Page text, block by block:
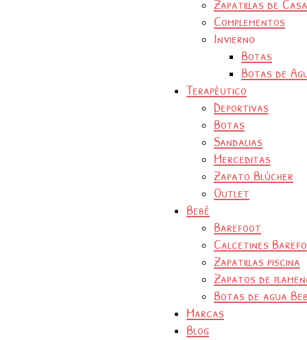
Zapatillas de Casa
Complementos
Invierno
Botas
Botas de
Terapéutico
Deportivas
Botas
Sandalias
Merceditas
Zapato Blúcher
Outlet
Bebé
Barefoot
Calcetines
Zapatillas piscina
Zapatos de
Botas de agua
Marcas
Blog